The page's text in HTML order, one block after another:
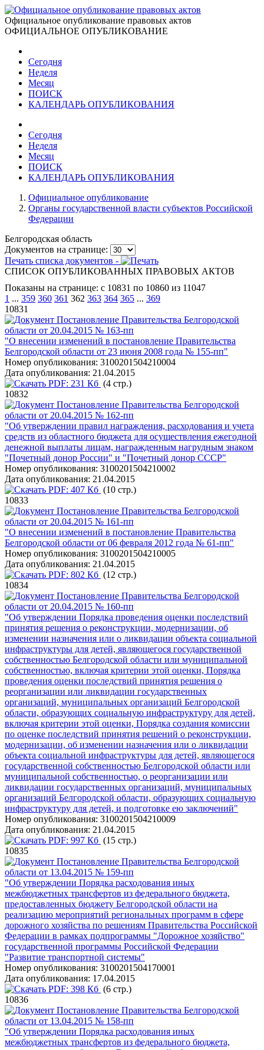
Официальное опубликование правовых актов
ОФИЦИАЛЬНОЕ ОПУБЛИКОВАНИЕ
Сегодня
Неделя
Месяц
ПОИСК
КАЛЕНДАРЬ ОПУБЛИКОВАНИЯ
Сегодня
Неделя
Месяц
ПОИСК
КАЛЕНДАРЬ ОПУБЛИКОВАНИЯ
Официальное опубликование
Органы государственной власти субъектов Российской
Федерации
Белгородская область
Документов на странице:
Печать списка документов -
СПИСОК ОПУБЛИКОВАННЫХ ПРАВОВЫХ АКТОВ
Показаны на странице: с 10831 по 10860 из 11047
1 ... 359 360 361 362 363 364 365 ... 369
10831
Постановление Правительства Белгородской
области от 20.04.2015 № 163-пп
"О внесении изменений в постановление Правительства
Белгородской области от 23 июня 2008 года № 155-пп"
Номер опубликования: 3100201504210004
Дата опубликования: 21.04.2015
PDF: 231 Кб (4 стр.)
10832
Постановление Правительства Белгородской
области от 20.04.2015 № 162-пп
"Об утверждении правил награждения, расходования и учета
средств из областного бюджета для осуществления ежегодной
денежной выплаты лицам, награжденным нагрудным знаком
"Почетный донор России" и "Почетный донор СССР"
Номер опубликования: 3100201504210002
Дата опубликования: 21.04.2015
PDF: 407 Кб (10 стр.)
10833
Постановление Правительства Белгородской
области от 20.04.2015 № 161-пп
"О внесении изменений в постановление Правительства
Белгородской области от 06 февраля 2012 года № 61-пп"
Номер опубликования: 3100201504210005
Дата опубликования: 21.04.2015
PDF: 802 Кб (12 стр.)
10834
Постановление Правительства Белгородской
области от 20.04.2015 № 160-пп
"Об утверждении Порядка проведения оценки последствий
принятия решения о реконструкции, модернизации, об
изменении назначения или о ликвидации объекта социальной
инфраструктуры для детей, являющегося государственной
собственностью Белгородской области или муниципальной
собственностью, включая критерии этой оценки, Порядка
проведения оценки последствий принятия решения о
реорганизации или ликвидации государственных
организаций, муниципальных организаций Белгородской
области, образующих социальную инфраструктуру для детей,
включая критерии этой оценки, Порядка создания комиссии
по оценке последствий принятия решений о реконструкции,
модернизации, об изменении назначения или о ликвидации
объекта социальной инфраструктуры для детей, являющегося
государственной собственностью Белгородской области или
муниципальной собственностью, о реорганизации или
ликвидации государственных организаций, муниципальных
организаций Белгородской области, образующих социальную
инфраструктуру для детей, и подготовке ею заключений"
Номер опубликования: 3100201504210009
Дата опубликования: 21.04.2015
PDF: 997 Кб (15 стр.)
10835
Постановление Правительства Белгородской
области от 13.04.2015 № 159-пп
"Об утверждении Порядка расходования иных
межбюджетных трансфертов из федерального бюджета,
предоставленных бюджету Белгородской области на
реализацию мероприятий региональных программ в сфере
дорожного хозяйства по решениям Правительства Российской
Федерации в рамках подпрограммы "Дорожное хозяйство"
государственной программы Российской Федерации
"Развитие транспортной системы"
Номер опубликования: 3100201504170001
Дата опубликования: 17.04.2015
PDF: 398 Кб (6 стр.)
10836
Постановление Правительства Белгородской
области от 13.04.2015 № 158-пп
"Об утверждении Порядка расходования иных
межбюджетных трансфертов из федерального бюджета,